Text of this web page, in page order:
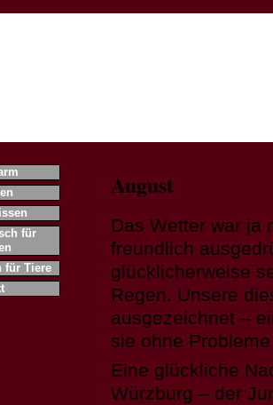
für
für Tiere
August
Das Wetter war ja
freundlich
glücklicherweise
Regen. Unsere
ausgezeichnet –
sie ohne
Eine glückliche
Würzburg – der